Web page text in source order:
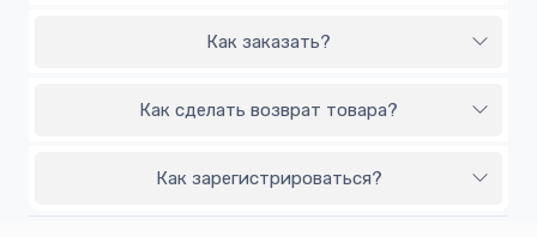
Как заказать?
Как сделать возврат товара?
Как зарегистрироваться?